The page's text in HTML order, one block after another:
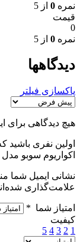
نمره 0 از 5
قیمت
0
نمره 0 از 5
دیدگاهها
پاکسازی فیلتر
هیچ دیدگاهی
اولین نفری باشید
اکواریوم سوبو مدل WP-300”
نشانی ایمیل شما
علامت‌گذاری
امتیاز شما *
کیفیت
1
2
3
4
5